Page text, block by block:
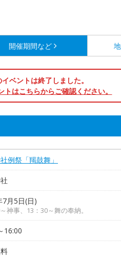
開催期間など
ベントは終了しました。
トはこちらからご確認ください。
例祭「羯鼓舞」
7月5日(日)
神事、13：30～舞の奉納。
16:00